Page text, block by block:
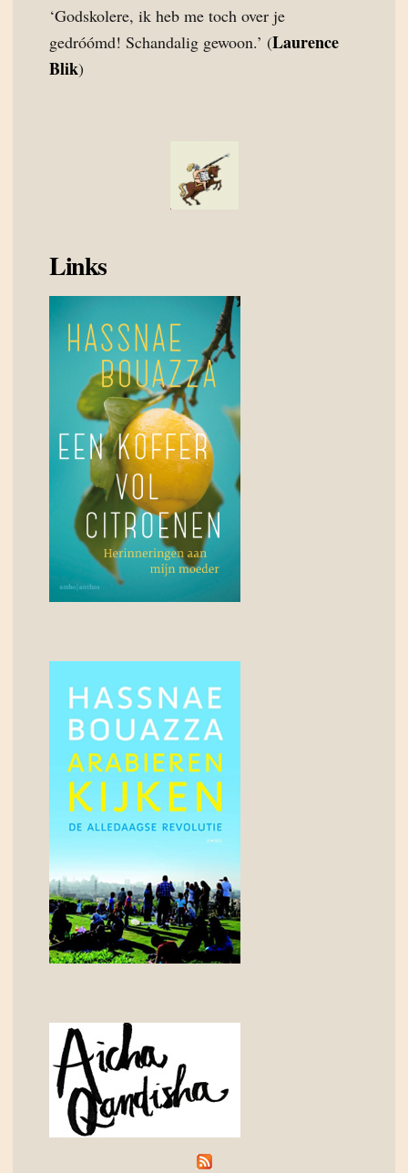
‘Godskolere, ik heb me toch over je
gedróómd! Schandalig gewoon.’ (Laurence
Blik)
Links